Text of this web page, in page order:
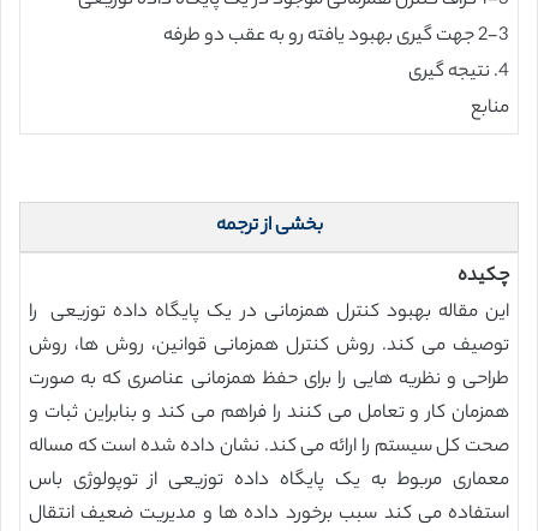
2-3 جهت گیری بهبود یافته رو به عقب دو طرفه
4. نتیجه گیری
منابع
بخشی از ترجمه
چکیده
این مقاله بهبود کنترل همزمانی در یک پایگاه داده توزیعی را
توصیف می کند. روش کنترل همزمانی قوانین، روش ها، روش
طراحی و نظریه هایی را برای حفظ همزمانی عناصری که به صورت
همزمان کار و تعامل می کنند را فراهم می کند و بنابراین ثبات و
صحت کل سیستم را ارائه می کند. نشان داده شده است که مساله
معماری مربوط به یک پایگاه داده توزیعی از توپولوژی باس
استفاده می کند سبب برخورد داده ها و مدیریت ضعیف انتقال